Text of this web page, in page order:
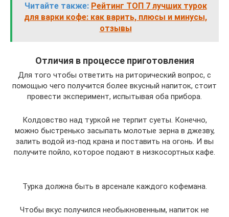
Читайте также: Рейтинг ТОП 7 лучших турок
для варки кофе: как варить, плюсы и минусы,
отзывы
Отличия в процессе приготовления
Для того чтобы ответить на риторический вопрос, с
помощью чего получится более вкусный напиток, стоит
провести эксперимент, испытывая оба прибора.
Колдовство над туркой не терпит суеты. Конечно,
можно быстренько засыпать молотые зерна в джезву,
залить водой из-под крана и поставить на огонь. И вы
получите пойло, которое подают в низкосортных кафе.
Турка должна быть в арсенале каждого кофемана.
Чтобы вкус получился необыкновенным, напиток не